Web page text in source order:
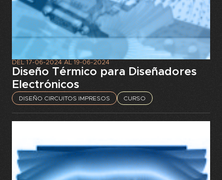
DEL 17-06-2024 AL 19-06-2024
Diseño Térmico para Diseñadores
Electrónicos
DISEÑO CIRCUITOS IMPRESOS CURSO